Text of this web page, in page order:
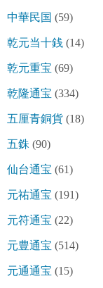
中華民国 (59)
乾元当十銭 (14)
乾元重宝 (69)
乾隆通宝 (334)
五厘青銅貨 (18)
五銖 (90)
仙台通宝 (61)
元祐通宝 (191)
元符通宝 (22)
元豊通宝 (514)
元通通宝 (15)